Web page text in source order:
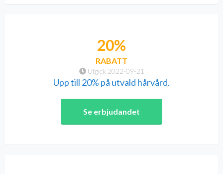
Utgick 2022-09-21
20%
RABATT
Upp till 20% på utvald hårvård.
Se erbjudandet